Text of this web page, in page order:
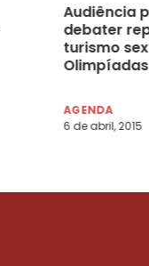
Audiência
debater
turismo
Olimpíadas
AGENDA
6 de abril, 2015